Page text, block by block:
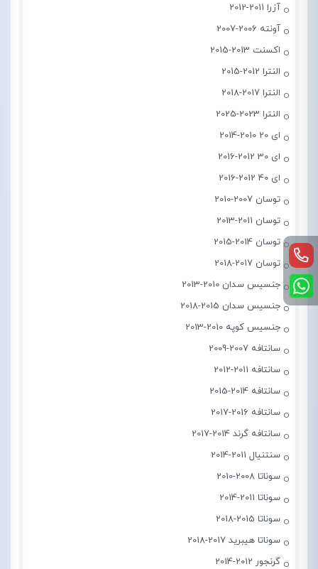
آزرا 2011-2012
آونته 2006-2007
اکسنت 2013-2015
النترا 2012-2015
النترا 2017-2018
النترا 2023-2025
ای 20 2010-2014
ای 30 2012-2016
ای 40 2012-2016
توسان 2007-2010
توسان 2011-2013
توسان 2014-2015
توسان 2017-2018
جنسیس سدان 2010-2013
جنسیس سدان 2015-2018
جنسیس کوپه 2010-2013
سانتافه 2007-2009
سانتافه 2011-2012
سانتافه 2014-2015
سانتافه 2016-2017
سانتافه گرند 2014-2017
سنتنیال 2011-2014
سوناتا 2008-2010
سوناتا 2011-2014
سوناتا 2015-2018
سوناتا هیبرید 2017-2018
گرنجور 2012-2014